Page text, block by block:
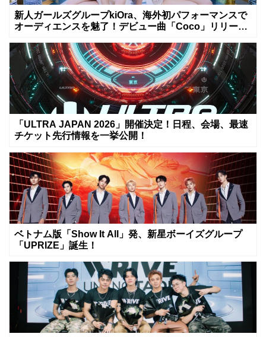
新人ガールズグループkiOra、海外初パフォーマンスで
オーディエンスを魅了！デビュー曲「Coco」リリース
「ULTRA JAPAN 2026」開催決定！日程、会場、最速
チケット先行情報を一挙公開！
ベトナム版「Show It All」発、新星ボーイズグループ
「UPRIZE」誕生！